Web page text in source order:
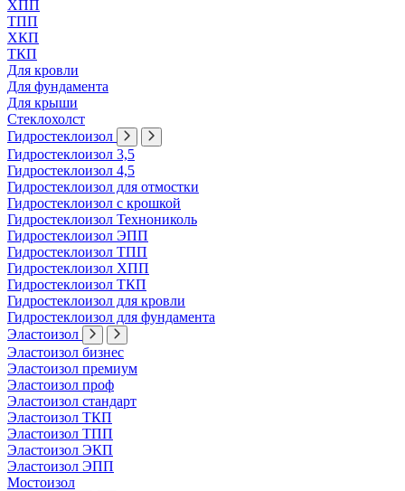
ХПП
ТПП
ХКП
ТКП
Для кровли
Для фундамента
Для крыши
Стеклохолст
Гидростеклоизол
Гидростеклоизол 3,5
Гидростеклоизол 4,5
Гидростеклоизол для отмостки
Гидростеклоизол с крошкой
Гидростеклоизол Технониколь
Гидростеклоизол ЭПП
Гидростеклоизол ТПП
Гидростеклоизол ХПП
Гидростеклоизол ТКП
Гидростеклоизол для кровли
Гидростеклоизол для фундамента
Эластоизол
Эластоизол бизнес
Эластоизол премиум
Эластоизол проф
Эластоизол стандарт
Эластоизол ТКП
Эластоизол ТПП
Эластоизол ЭКП
Эластоизол ЭПП
Мостоизол